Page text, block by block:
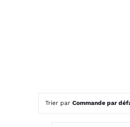
Trier par Commande par